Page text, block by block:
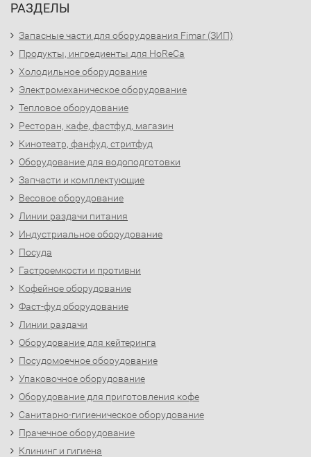
РАЗДЕЛЫ
Запасные части для оборудования Fimar (ЗИП)
Продукты, ингредиенты для HoReCa
Холодильное оборудование
Электромеханическое оборудование
Тепловое оборудование
Ресторан, кафе, фастфуд, магазин
Кинотеатр, фанфуд, стритфуд
Оборудование для водоподготовки
Запчасти и комплектующие
Весовое оборудование
Линии раздачи питания
Индустриальное оборудование
Посуда
Гастроемкости и противни
Кофейное оборудование
Фаст-фуд оборудование
Линии раздачи
Оборудование для кейтеринга
Посудомоечное оборудование
Упаковочное оборудование
Оборудование для приготовления кофе
Санитарно-гигиеническое оборудование
Прачечное оборудование
Клининг и гигиена